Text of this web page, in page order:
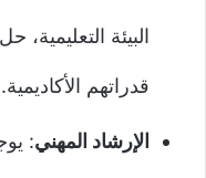
البيئة
قدراتهم الأكاديمية.
الإرشاد المهني: